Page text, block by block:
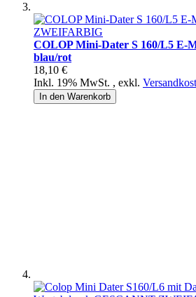
COLOP Mini-Dater S 160/L5 E-
blau/rot
18,10 €
Inkl. 19% MwSt. , exkl.
In den Warenkorb